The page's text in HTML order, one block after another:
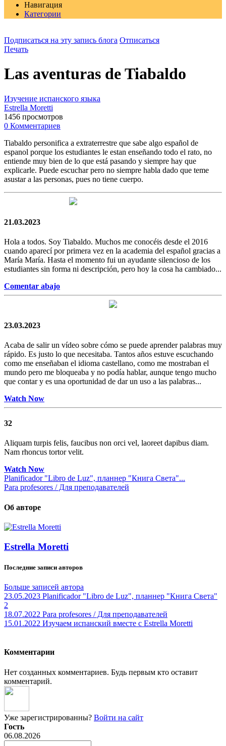
Навигация
Категории
Подписаться на эту запись блога Отписаться
Печать
Las aventuras de Tiabaldo
Изучение испанского языка
Estrella Moretti
1456 просмотров
0 Комментариев
Tiabaldo personifica a extraterrestre que sabe algo español de
espanol porque los estudiantes le estan enseñando todo el rato, no
entiende muy bien de lo que está pasando y siempre hay que
explicarle. Puede escuchar pero no siempre habla dado que teme
asustar a las personas, pues no tiene cuerpo.
21.03.2023
Hola a todos. Soy Tiabaldo. Muchos me conocéis desde el 2016
cuando aparecí por primera vez en la academia del español gracias a
María María. Hasta el momento fui un ayudante silencioso de los
estudiantes sin forma ni descripción, pero hoy la cosa ha cambiado...
Comentar abajo
23.03.2023
Acaba de salir un vídeo sobre cómo se puede aprender palabras muy
rápido. Es justo lo que necesitaba. Tantos años estuve escuchando
como me enseñaban el idioma castellano, como me mostraban el
mundo pero me bloqueaba y no podía hablar, aunque tengo mucho
que contar y es una oportunidad de dar un uso a las palabras...
Watch Now
32
Aliquam turpis felis, faucibus non orci vel, laoreet dapibus diam.
Nam rhoncus tortor velit.
Watch Now
Planificador "Libro de Luz", планнер "Книга Света"...
Para profesores / Для преподавателей
Об авторе
Estrella Moretti
Последние записи авторов
Больше записей автора
23.05.2023 Planificador "Libro de Luz", планнер "Книга Света"
2
18.07.2022 Para profesores / Для преподавателей
15.01.2022 Изучаем испанский вместе с Estrella Moretti
Комментарии
Нет созданных комментариев. Будь первым кто оставит
комментарий.
Уже зарегистрированны? Войти на сайт
Гость
06.08.2026